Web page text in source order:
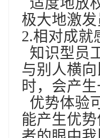
极大地激
2.相对成
知识型员
与别人横
时，会产
优势体验
能产生优